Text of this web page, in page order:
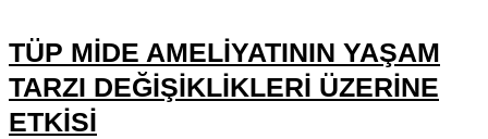
TÜP MIDE AMELIYATININ YAŞAM
TARZI DEĞIŞIKLIKLERI ÜZERINE
ETKISI